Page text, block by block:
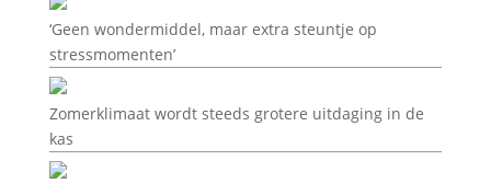
‘Geen wondermiddel, maar extra steuntje op
stressmomenten’
Zomerklimaat wordt steeds grotere uitdaging in de
kas